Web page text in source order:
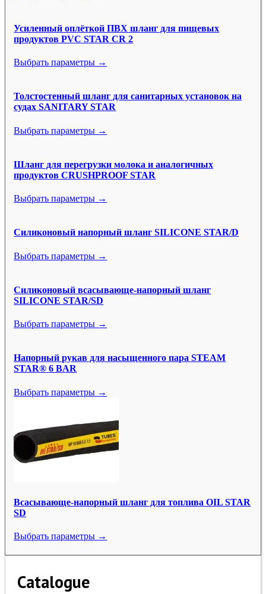
Усиленный оплёткой ПВХ шланг для пищевых
продуктов PVC STAR CR 2
Выбрать параметры →
Толстостенный шланг для санитарных установок на
судах SANITARY STAR
Выбрать параметры →
Шланг для перегрузки молока и аналогичных
продуктов CRUSHPROOF STAR
Выбрать параметры →
Силиконовый напорный шланг SILICONE STAR/D
Выбрать параметры →
Силиконовый всасывающе-напорный шланг
SILICONE STAR/SD
Выбрать параметры →
Напорный рукав для насыщенного пара STEAM
STAR® 6 BAR
Выбрать параметры →
Всасывающе-напорный шланг для топлива OIL STAR
SD
Выбрать параметры →
Catalogue